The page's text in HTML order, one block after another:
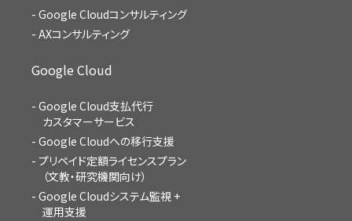
Google Cloudコンサルティング
AXコンサルティング
Google Cloud
Google Cloud支払代行
カスタマーサービス
Google Cloudへの移行支援
プリペイド定額ライセンスプラン
（文教・研究機関向け）
Google Cloudシステム監視 +
運用支援